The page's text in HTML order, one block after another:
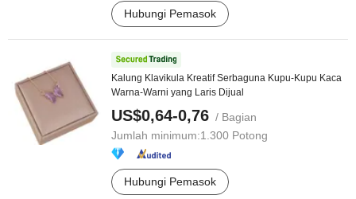
Hubungi Pemasok
Kalung Klavikula Kreatif Serbaguna Kupu-Kupu Kaca
Warna-Warni yang Laris Dijual
US$0,64-0,76 / Bagian
Jumlah minimum:1.300 Potong
Hubungi Pemasok